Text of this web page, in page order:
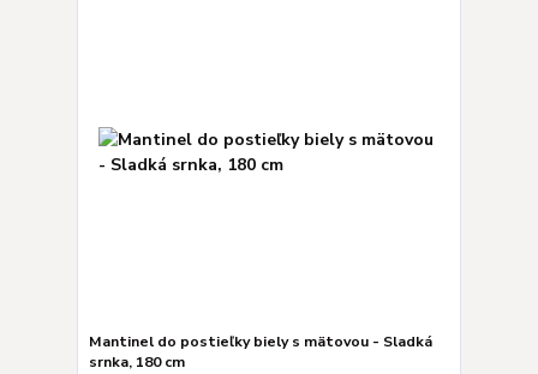
Mantinel do postieľky biely s mätovou - Sladká
srnka, 180 cm